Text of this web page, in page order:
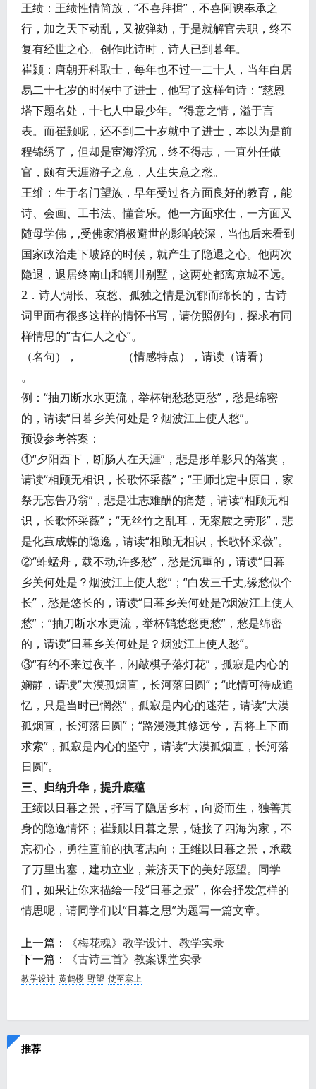
王绩：王绩性情简放，“不喜拜揖”，不喜阿谀奉承之
行，加之天下动乱，又被弹劾，于是就解官去职，终不
复有经世之心。创作此诗时，诗人已到暮年。
崔颢：唐朝开科取士，每年也不过一二十人，当年白居
易二十七岁的时候中了进士，他写了这样句诗：“慈恩
塔下题名处，十七人中最少年。”得意之情，溢于言
表。而崔颢呢，还不到二十岁就中了进士，本以为是前
程锦绣了，但却是宦海浮沉，终不得志，一直外任做
官，颇有天涯游子之意，人生失意之愁。
王维：生于名门望族，早年受过各方面良好的教育，能
诗、会画、工书法、懂音乐。他一方面求仕，一方面又
随母学佛，,受佛家消极避世的影响较深，当他后来看到
国家政治走下坡路的时候，就产生了隐退之心。他两次
隐退，退居终南山和辋川别墅，这两处都离京城不远。
2．诗人惆怅、哀愁、孤独之情是沉郁而绵长的，古诗
词里面有很多这样的情怀书写，请仿照例句，探求有同
样情思的“古仁人之心”。
（名句）， （情感特点），请读（请看）
。
例：“抽刀断水水更流，举杯销愁愁更愁”，愁是绵密
的，请读“日暮乡关何处是？烟波江上使人愁”。
预设参考答案：
①“夕阳西下，断肠人在天涯”，悲是形单影只的落寞，
请读“相顾无相识，长歌怀采薇”；“王师北定中原日，家
祭无忘告乃翁”，悲是壮志难酬的痛楚，请读“相顾无相
识，长歌怀采薇”；“无丝竹之乱耳，无案牍之劳形”，悲
是化茧成蝶的隐逸，请读“相顾无相识，长歌怀采薇”。
②“蚱蜢舟，载不动,许多愁”，愁是沉重的，请读“日暮
乡关何处是？烟波江上使人愁”；“白发三千丈,缘愁似个
长”，愁是悠长的，请读“日暮乡关何处是?烟波江上使人
愁”；“抽刀断水水更流，举杯销愁愁更愁”，愁是绵密
的，请读“日暮乡关何处是？烟波江上使人愁”。
③“有约不来过夜半，闲敲棋子落灯花”，孤寂是内心的
娴静，请读“大漠孤烟直，长河落日圆”；“此情可待成追
忆，只是当时已惘然”，孤寂是内心的迷茫，请读“大漠
孤烟直，长河落日圆”；“路漫漫其修远兮，吾将上下而
求索”，孤寂是内心的坚守，请读“大漠孤烟直，长河落
日圆”。
三、归纳升华，提升底蕴
王绩以日暮之景，抒写了隐居乡村，向贤而生，独善其
身的隐逸情怀；崔颢以日暮之景，链接了四海为家，不
忘初心，勇往直前的执著志向；王维以日暮之景，承载
了万里出塞，建功立业，兼济天下的美好愿望。同学
们，如果让你来描绘一段“日暮之景”，你会抒发怎样的
情思呢，请同学们以“日暮之思”为题写一篇文章。
上一篇：
《梅花魂》教学设计、教学实录
下一篇：
《古诗三首》教案课堂实录
教学设计 黄鹤楼 野望 使至塞上
推荐